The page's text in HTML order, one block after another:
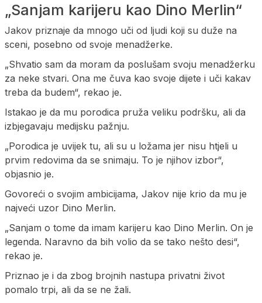
„Sanjam karijeru kao Dino Merlin“
Jakov priznaje da mnogo uči od ljudi koji su duže na
sceni, posebno od svoje menadžerke.
„Shvatio sam da moram da poslušam svoju menadžerku
za neke stvari. Ona me čuva kao svoje dijete i uči kakav
treba da budem“, rekao je.
Istakao je da mu porodica pruža veliku podršku, ali da
izbjegavaju medijsku pažnju.
„Porodica je uvijek tu, ali su u ložama jer nisu htjeli u
prvim redovima da se snimaju. To je njihov izbor“,
objasnio je.
Govoreći o svojim ambicijama, Jakov nije krio da mu je
najveći uzor Dino Merlin.
„Sanjam o tome da imam karijeru kao Dino Merlin. On je
legenda. Naravno da bih volio da se tako nešto desi“,
rekao je.
Priznao je i da zbog brojnih nastupa privatni život
pomalo trpi, ali da se ne žali.